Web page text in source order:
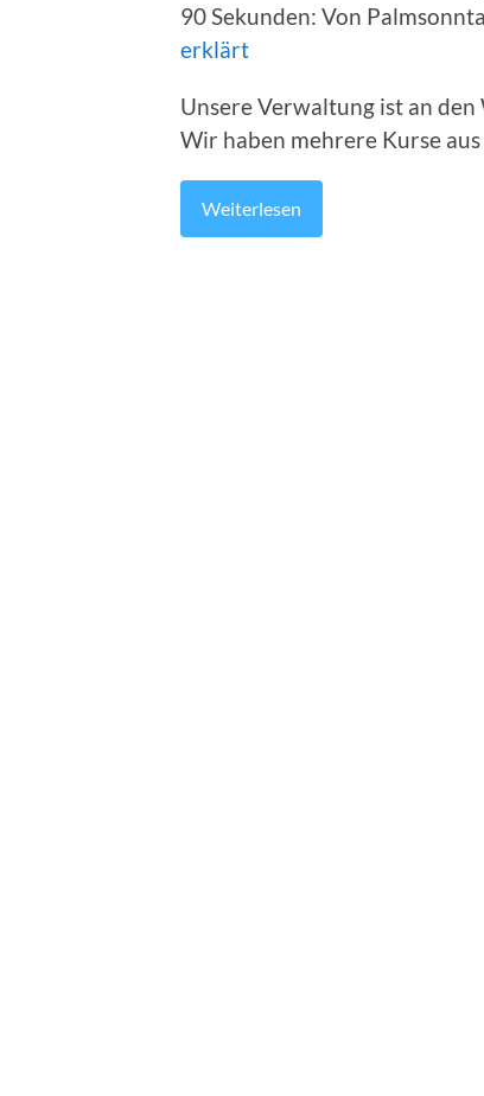
90 Sekunden: Von
erklärt
Unsere Verwaltung ist an
Wir haben mehrere Kurse
Weiterlesen